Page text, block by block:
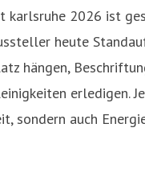
karlsruhe 2026 ist
heute
hängen,
erledigen.
sondern auch